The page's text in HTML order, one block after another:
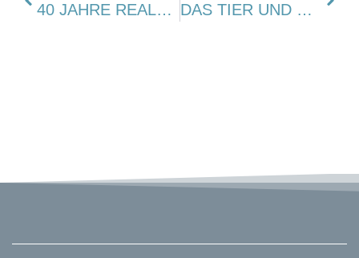
40 JAHRE REALSCHULE ASPE DAS TIER UND WIR